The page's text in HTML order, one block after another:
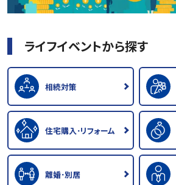
ライフイベントから探す
相続対策
住宅購入･リフォーム
離婚･別居